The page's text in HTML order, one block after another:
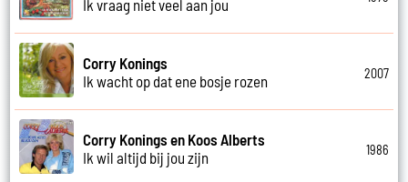
Ik vraag niet veel aan jou
Corry Konings
Ik wacht op dat ene bosje rozen
2007
Corry Konings en Koos Alberts
Ik wil altijd bij jou zijn
1986